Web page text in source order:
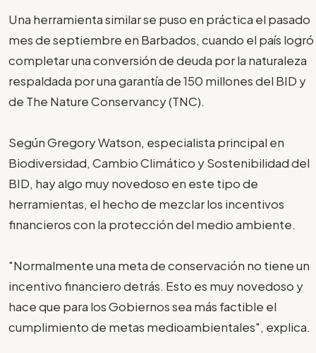
Una herramienta similar se puso en práctica el pasado
mes de septiembre en Barbados, cuando el país logró
completar una conversión de deuda por la naturaleza
respaldada por una garantía de 150 millones del BID y
de The Nature Conservancy (TNC).
Según Gregory Watson, especialista principal en
Biodiversidad, Cambio Climático y Sostenibilidad del
BID, hay algo muy novedoso en este tipo de
herramientas, el hecho de mezclar los incentivos
financieros con la protección del medio ambiente.
"Normalmente una meta de conservación no tiene un
incentivo financiero detrás. Esto es muy novedoso y
hace que para los Gobiernos sea más factible el
cumplimiento de metas medioambientales", explica.